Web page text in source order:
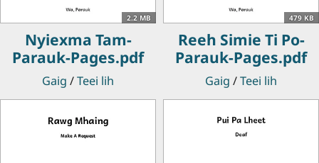
2.2 MB
Nyiexma Tam-
Parauk-Pages.pdf
Gaig /Teei lih
479 KB
Reeh Simie Ti Po-
Parauk-Pages.pdf
Gaig /Teei lih